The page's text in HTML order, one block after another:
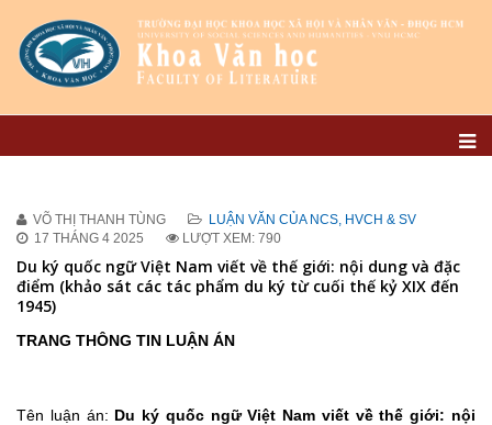
VÕ THỊ THANH TÙNG
LUẬN VĂN CỦA NCS, HVCH & SV
17 THÁNG 4 2025
LƯỢT XEM: 790
Du ký quốc ngữ Việt Nam viết về thế giới: nội dung và đặc
điểm (khảo sát các tác phẩm du ký từ cuối thế kỷ XIX đến
1945)
TRANG THÔNG TIN LUẬN ÁN
Tên luận án: Du ký quốc ngữ Việt Nam viết về thế giới: nội